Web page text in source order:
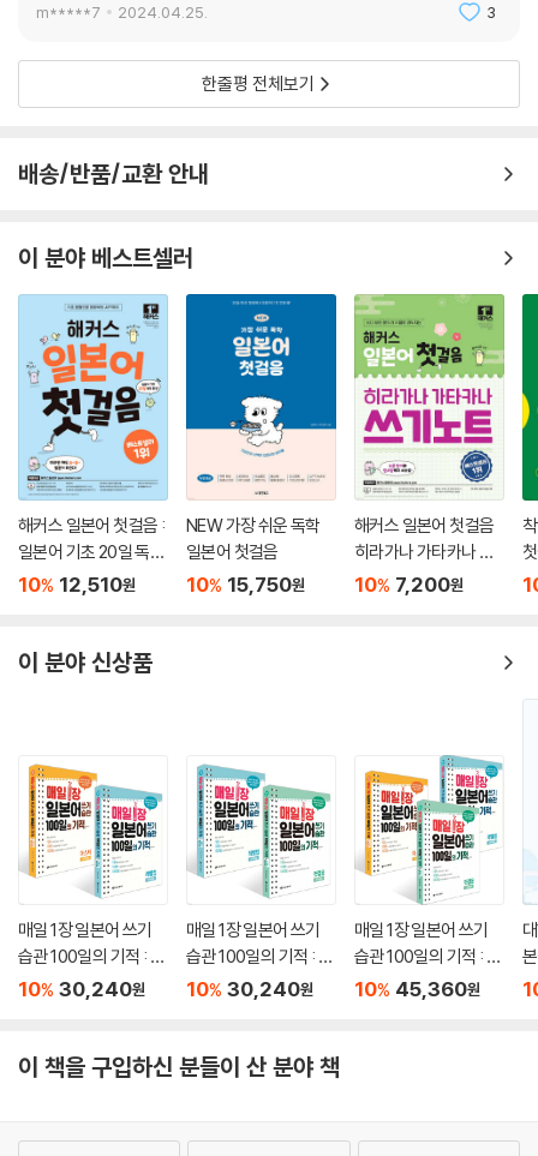
m*****7 2024.04.25. 3
한줄평 전체보기
배송/반품/교환 안내
이 분야 베스트셀러
해커스 일본어 첫걸음 :
일본어 기초 20일 독학
완성!
10% 12,510원
NEW 가장 쉬운 독학
일본어 첫걸음
10% 15,750원
해커스 일본어 첫걸음
히라가나 가타카나 쓰
기노트
10% 7,200원
이 분야 신상품
매일 1장 일본어 쓰기
습관 100일의 기적 : 레
벨업+마스터 세트
10% 30,240원
매일 1장 일본어 쓰기
습관 100일의 기적 : 첫
걸음+레벨업 세트
10% 30,240원
매일 1장 일본어 쓰기
습관 100일의 기적 : 첫
걸음+레벨업+마스터
10% 45,360원
이 책을 구입하신 분들이 산 분야 책